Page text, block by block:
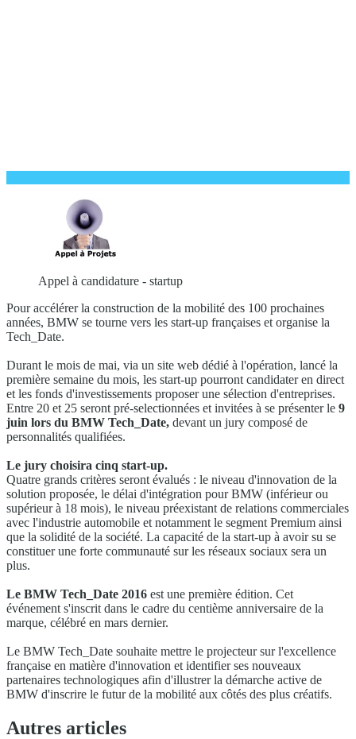
Appel à candidature - startup
Pour accélérer la construction de la mobilité des 100 prochaines
années, BMW se tourne vers les start-up françaises et organise la
Tech_Date.
Durant le mois de mai, via un site web dédié à l'opération, lancé la
première semaine du mois, les start-up pourront candidater en direct
et les fonds d'investissements proposer une sélection d'entreprises.
Entre 20 et 25 seront pré-selectionnées et invitées à se présenter le 9
juin lors du BMW Tech_Date, devant un jury composé de
personnalités qualifiées.
Le jury choisira cinq start-up.
Quatre grands critères seront évalués : le niveau d'innovation de la
solution proposée, le délai d'intégration pour BMW (inférieur ou
supérieur à 18 mois), le niveau préexistant de relations commerciales
avec l'industrie automobile et notamment le segment Premium ainsi
que la solidité de la société. La capacité de la start-up à avoir su se
constituer une forte communauté sur les réseaux sociaux sera un
plus.
Le BMW Tech_Date 2016 est une première édition. Cet
événement s'inscrit dans le cadre du centième anniversaire de la
marque, célébré en mars dernier.
Le BMW Tech_Date souhaite mettre le projecteur sur l'excellence
française en matière d'innovation et identifier ses nouveaux
partenaires technologiques afin d'illustrer la démarche active de
BMW d'inscrire le futur de la mobilité aux côtés des plus créatifs.
Autres articles